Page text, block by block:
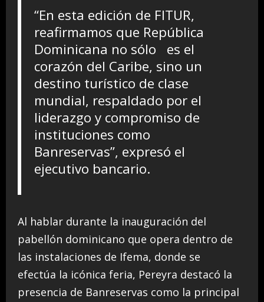
“En esta edición de FITUR,
reafirmamos que República
Dominicana no sólo es el
corazón del Caribe, sino un
destino turístico de clase
mundial, respaldado por el
liderazgo y compromiso de
instituciones como
Banreservas”, expresó el
ejecutivo bancario.
Al hablar durante la inauguración del
pabellón dominicano que opera dentro de
las instalaciones de Ifema, donde se
efectúa la icónica feria, Pereyra destacó la
presencia de Banreservas como la principal